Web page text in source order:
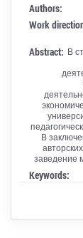
Authors:
Work
Abstract: В
В
заведение
Keywords: